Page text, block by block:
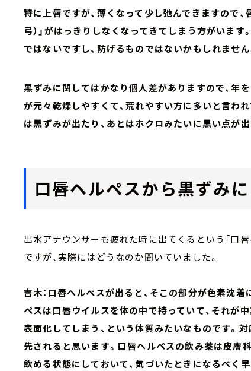
特に上唇ですが、薄くなって少し弛んできますので
弓）」がはっきりしなくなってきてしまう方がいま
ではないですし、防げるものではないかもしれません
黒ずみに関してはかなり個人差がありますので、年
が元々乾燥しやすくて、荒れやすい方に多いと言わ
は黒ずみが出たり、あとはホクロみたいに黒い点が
口唇ヘルペスから黒ずみに
出水アナウンサーも疲れた時に出てくるという「口
ですが、実際にはどうなのか聞いていました。
吉木：口唇ヘルペスが出ると、そこの部分が色素沈
ペスは口唇ウイルスを体の中で持っていて、それが
表面化してしまう、という体質みたいなものです。
先されると思います。口唇ヘルペスの飲み薬は皮膚
飲める状態にしておいて、気づいたときになるべく